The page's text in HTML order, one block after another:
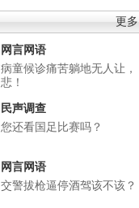
更多
网言网语
病童候诊痛苦躺地无人让，
悲！
民声调查
您还看国足比赛吗？
网言网语
交警拔枪逼停酒驾该不该？